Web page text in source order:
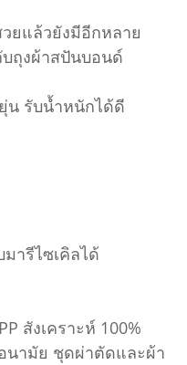
ยแล้วยังมีอีกหลาย
บถุงผ้าสปันบอนด์
น รับน้ำหนักได้ดี
ารีไซเคิลได้
สังเคราะห์ 100%
นามัย ชุดผ่าตัดและผ้า